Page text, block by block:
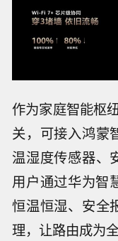
作为家庭智能枢
关，可接入鸿蒙
温湿度传感器、
用户通过华为智
恒温恒湿、安全
理，让路由成为